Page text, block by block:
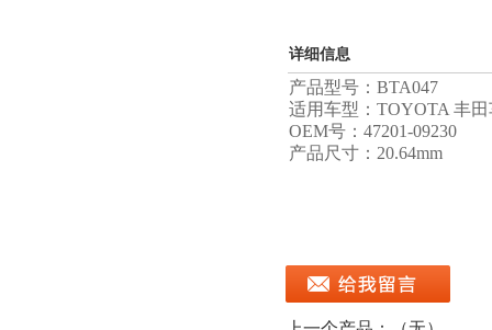
详细信息
产品型号：BTA047
适用车型：TOYOTA 丰
OEM号：47201-09230
产品尺寸：20.64mm